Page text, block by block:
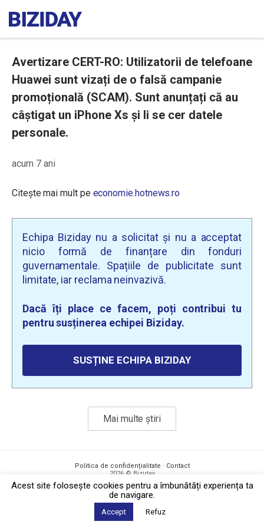
Avertizare CERT-RO: Utilizatorii de telefoane
Huawei sunt vizați de o falsă campanie
promoțională (SCAM). Sunt anunțați că au
câștigat un iPhone Xs și li se cer datele
personale.
acum 7 ani
Citește mai mult pe economie.hotnews.ro
Echipa Biziday nu a solicitat și nu a acceptat
nicio formă de finanțare din fonduri
guvernamentale. Spațiile de publicitate sunt
limitate, iar reclama neinvazivă.
Dacă îți place ce facem, poți contribui tu
pentru susținerea echipei Biziday.
SUSȚINE ECHIPA BIZIDAY
Mai multe știri
Politica de confidențialitate · Contact
2026 © Biziday
Acest site foloseşte cookies pentru a îmbunătăți experiența ta
de navigare.
Accept Refuz